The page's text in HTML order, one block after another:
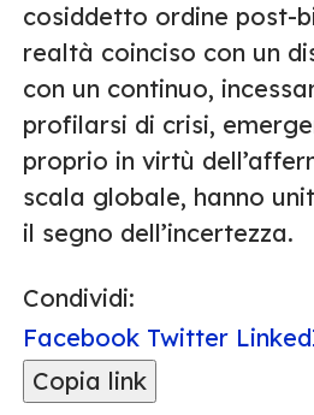
cosiddetto ordine post-
realtà coinciso con un
con un continuo,
profilarsi di crisi,
proprio in virtù
scala globale, hanno
il segno dell’incertezza.
Condividi:
Facebook Twitter
Copia link